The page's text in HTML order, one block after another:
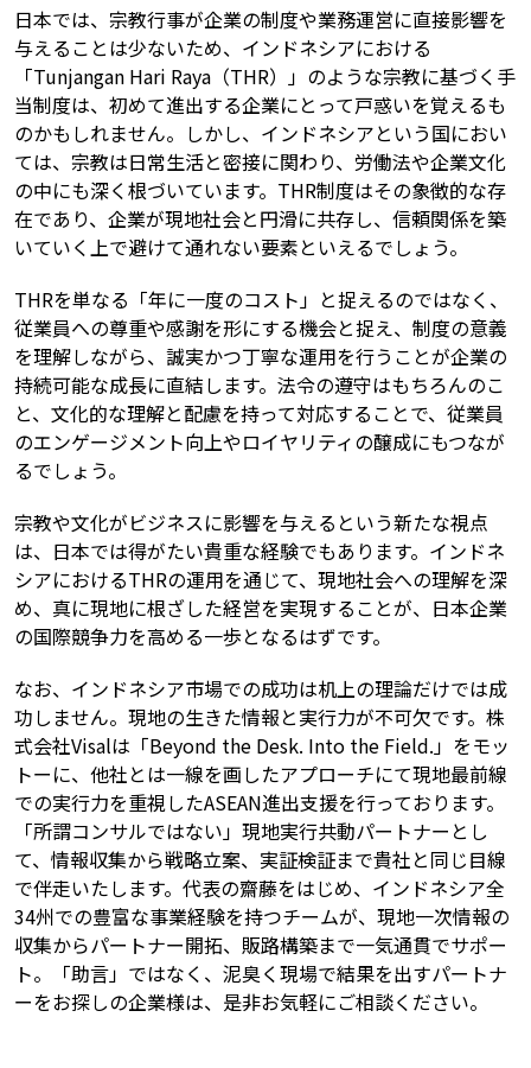
日本では、宗教行事が企業の制度や業務運営に直接影響を
与えることは少ないため、インドネシアにおける
「Tunjangan Hari Raya（THR）」のような宗教に基づく手
当制度は、初めて進出する企業にとって戸惑いを覚えるも
のかもしれません。しかし、インドネシアという国におい
ては、宗教は日常生活と密接に関わり、労働法や企業文化
の中にも深く根づいています。THR制度はその象徴的な存
在であり、企業が現地社会と円滑に共存し、信頼関係を築
いていく上で避けて通れない要素といえるでしょう。
THRを単なる「年に一度のコスト」と捉えるのではなく、
従業員への尊重や感謝を形にする機会と捉え、制度の意義
を理解しながら、誠実かつ丁寧な運用を行うことが企業の
持続可能な成長に直結します。法令の遵守はもちろんのこ
と、文化的な理解と配慮を持って対応することで、従業員
のエンゲージメント向上やロイヤリティの醸成にもつなが
るでしょう。
宗教や文化がビジネスに影響を与えるという新たな視点
は、日本では得がたい貴重な経験でもあります。インドネ
シアにおけるTHRの運用を通じて、現地社会への理解を深
め、真に現地に根ざした経営を実現することが、日本企業
の国際競争力を高める一歩となるはずです。
なお、インドネシア市場での成功は机上の理論だけでは成
功しません。現地の生きた情報と実行力が不可欠です。株
式会社Visalは「Beyond the Desk. Into the Field.」をモッ
トーに、他社とは一線を画したアプローチにて現地最前線
での実行力を重視したASEAN進出支援を行っております。
「所謂コンサルではない」現地実行共動パートナーとし
て、情報収集から戦略立案、実証検証まで貴社と同じ目線
で伴走いたします。代表の齋藤をはじめ、インドネシア全
34州での豊富な事業経験を持つチームが、現地一次情報の
収集からパートナー開拓、販路構築まで一気通貫でサポー
ト。「助言」ではなく、泥臭く現場で結果を出すパートナ
ーをお探しの企業様は、是非お気軽にご相談ください。